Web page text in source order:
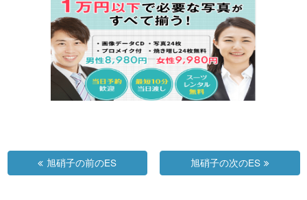
旭硝子の前のES 旭硝子の次のES